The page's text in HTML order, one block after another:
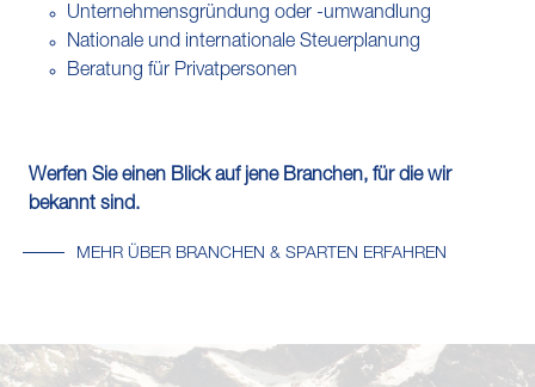
Unternehmensgründung oder -umwandlung
Nationale und internationale Steuerplanung
Beratung für Privatpersonen
Werfen Sie einen Blick auf jene Branchen, für die wir
bekannt sind.
MEHR ÜBER BRANCHEN & SPARTEN ERFAHREN